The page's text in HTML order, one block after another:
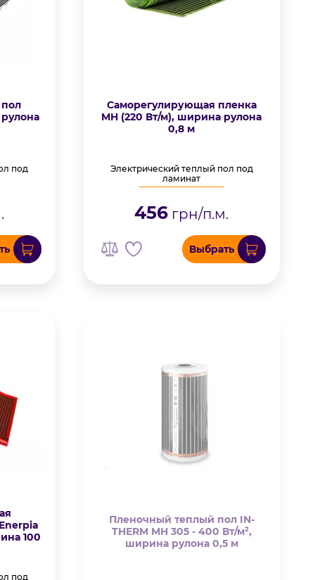
под
Саморегулирующая пленка
MH (220 Вт/м), ширина рулона
0,8 м
Электрический теплый пол под
ламинат
456 грн/п.м.
Выбрать
100
под
Пленочный теплый пол IN-
THERM MH 305 - 400 Вт/м²,
ширина рулона 0,5 м